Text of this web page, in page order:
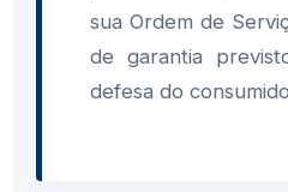
sua Ordem de
de garantia
defesa do